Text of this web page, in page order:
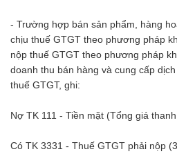
- Trường hợp bán sản phẩm, hàng
chịu thuế GTGT theo phương pháp
nộp thuế GTGT theo phương pháp
doanh thu bán hàng và cung cấp
thuế GTGT, ghi:
Nợ TK 111 - Tiền mặt (Tổng giá
Có TK 3331 - Thuế GTGT phải nộp